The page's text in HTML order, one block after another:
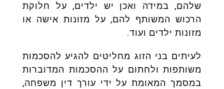
שלהם, במידה ואכן יש ילדים, על חלוקת
הרכוש המשותף להם, על מזונות אישה או
מזונות ילדים ועוד.
לעיתים בני הזוג מחליטים להגיע להסכמות
משותפות ולחתום על ההסכמות המדוברות
במסמך המאומת על ידי עורך דין משפחה,